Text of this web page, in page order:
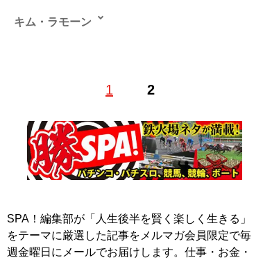
1 2
キム・ラモーン
イター。攻略誌だけでなく、業界紙や新聞、一般誌など
記事一覧へ
SPA！編集部が「人生後半を賢く楽しく生きる」
をテーマに厳選した記事をメルマガ会員限定で毎
週金曜日にメールでお届けします。仕事・お金・